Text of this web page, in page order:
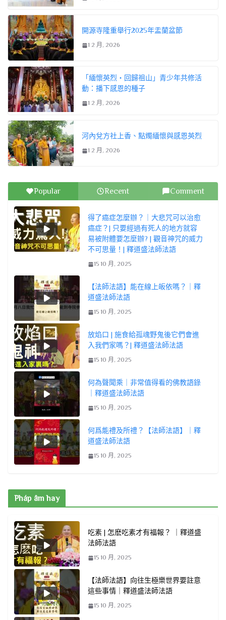
開源寺隆重舉行2025年盂蘭盆節
1 2 月, 2026
「緬懷英烈・回歸祖山」青少年共修活
動：播下感恩的種子
1 2 月, 2026
河內兌方社上香、點燭緬懷與感恩英烈
1 2 月, 2026
Popular Recent Comment
得了癌症怎麼辦？｜大悲咒可以治愈
癌症？| 只要經過有死人的地方就容
易被附體要怎麼辦? | 觀音神咒的威力
不可思量！| 釋道盛法師法語
15 10 月, 2025
【法師法語】能在線上皈依嗎？｜釋
道盛法師法語
15 10 月, 2025
放焰口 | 施食給孤魂野鬼後它們會進
入我們家嗎？| 釋道盛法師法語
15 10 月, 2025
何為聲聞乘｜非常值得看的佛教語錄
｜釋道盛法師法語
15 10 月, 2025
何爲能禮及所禮？【法師法語】｜釋
道盛法師法語
15 10 月, 2025
Pháp âm hay
吃素 | 怎麽吃素才有福報？ ｜釋道盛
法師法語
15 10 月, 2025
【法師法語】向往生極樂世界要註意
這些事情｜釋道盛法師法語
15 10 月, 2025